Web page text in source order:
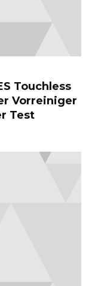
Touchless
Vorreiniger
Test